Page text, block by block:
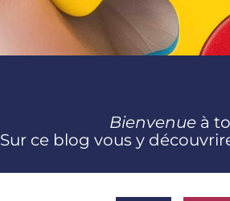
Bienvenue à
Sur ce blog vous y